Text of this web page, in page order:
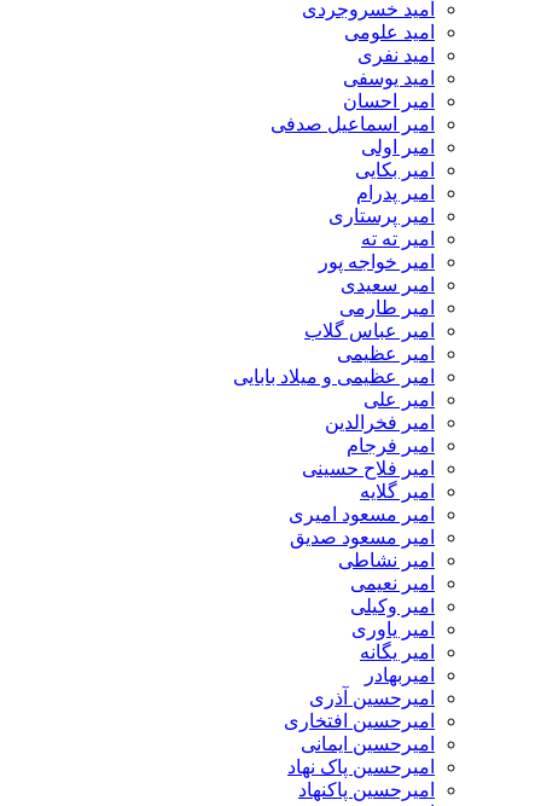
امید خسروجردی
امید علومی
امید نفری
امید یوسفی
امیر احسان
امیر اسماعیل صدفی
امیر اولی
امیر بکایی
امیر پدرام
امیر پرستاری
امیر ته ته
امیر خواجه پور
امیر سعیدی
امیر طارمی
امیر عباس گلاب
امیر عظیمی
امیر عظیمی و میلاد بابایی
امیر علی
امیر فخرالدین
امیر فرجام
امیر فلاح حسینی
امیر گلایه
امیر مسعود امیری
امیر مسعود صدیق
امیر نشاطی
امیر نعیمی
امیر وکیلی
امیر یاوری
امیر یگانه
امیربهادر
امیرحسین آذری
امیرحسین افتخاری
امیرحسین ایمانی
امیرحسین پاک نهاد
امیرحسین پاکنهاد